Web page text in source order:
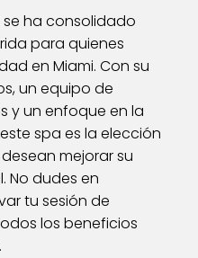
se ha consolidado
para quienes
en Miami. Con su
un equipo de
y un enfoque en la
spa es la elección
mejorar su
No dudes en
tu sesión de
los beneficios